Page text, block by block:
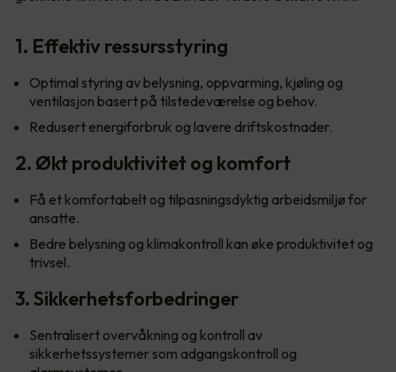
1. Effektiv ressursstyring
Optimal styring av belysning, oppvarming, kjøling og
ventilasjon basert på tilstedeværelse og behov.
Redusert energiforbruk og lavere driftskostnader.
2. Økt produktivitet og komfort
Få et komfortabelt og tilpasningsdyktig arbeidsmiljø for
ansatte.
Bedre belysning og klimakontroll kan øke produktivitet og
trivsel.
3. Sikkerhetsforbedringer
Sentralisert overvåkning og kontroll av
sikkerhetssystemer som adgangskontroll og